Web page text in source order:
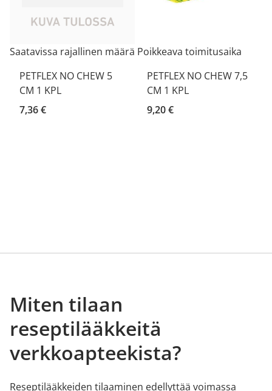
Saatavissa rajallinen määrä
PETFLEX NO CHEW 5
CM 1 KPL
7,36 €
Poikkeava toimitusaika
PETFLEX NO CHEW 7,5
CM 1 KPL
9,20 €
Miten tilaan
reseptilääkkeitä
verkkoapteekista?
Reseptilääkkeiden tilaaminen edellyttää voimassa